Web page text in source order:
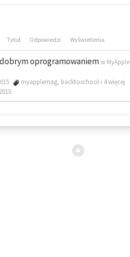
Tytuł Odpowiedzi Wyświetlenia
oprogramowaniemw MyApple
myapplemag, backtoschool i 4 więcej